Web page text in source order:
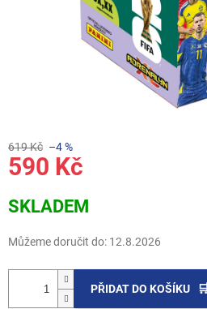
619 Kč –4 %
590 Kč
cena:
SKLADEM
Můžeme doručit do: 12.8.2026
PŘIDAT DO KOŠÍKU